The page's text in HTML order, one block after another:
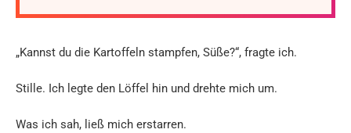
„Kannst du die Kartoffeln stampfen, Süße?“, fragte ich.
Stille. Ich legte den Löffel hin und drehte mich um.
Was ich sah, ließ mich erstarren.